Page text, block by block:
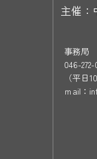
主催：
事務局
046-272-
（平日
ｍail：